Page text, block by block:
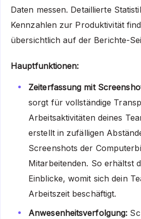
Daten messen. Detaillierte
Kennzahlen zur Produktivität
übersichtlich auf der Berichte-
Hauptfunktionen:
Zeiterfassung mit
sorgt für vollständige
Arbeitsaktivitäten deines
erstellt in zufälligen
Screenshots der
Mitarbeitenden. So erhältst
Einblicke, womit sich dein
Arbeitszeit beschäftigt.
Anwesenheitsverfolgung: